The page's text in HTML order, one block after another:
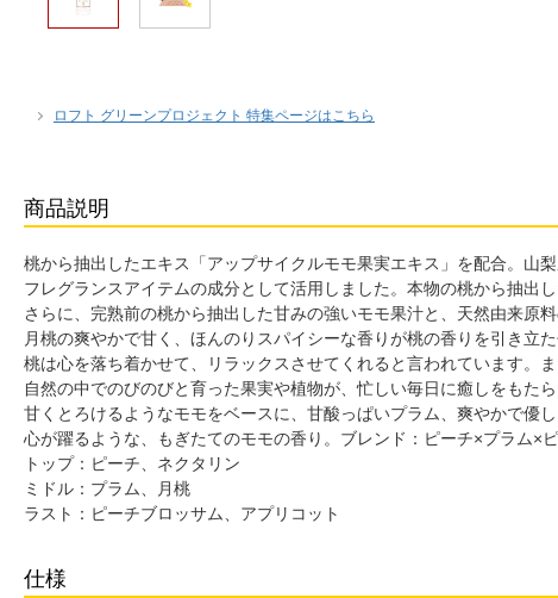
ロフト グリーンプロジェクト 特集ページはこちら
商品説明
桃から抽出したエキス「アップサイクルモモ果実エキス」を配合。山
フレグランスアイテムの成分として活用しました。本物の桃から抽出
さらに、完熟前の桃から抽出した甘みの強いモモ果汁と、天然由来原
月桃の爽やかで甘く、ほんのりスパイシーな香りが桃の香りを引き立た
桃は心を落ち着かせて、リラックスさせてくれると言われています。
自然の中でのびのびと育った果実や植物が、忙しい毎日に癒しをもた
甘くとろけるようなモモをベースに、甘酸っぱいプラム、爽やかで優
心が躍るような、もぎたてのモモの香り。ブレンド：ピーチ×プラム×
トップ：ピーチ、ネクタリン
ミドル：プラム、月桃
ラスト：ピーチブロッサム、アプリコット
仕様